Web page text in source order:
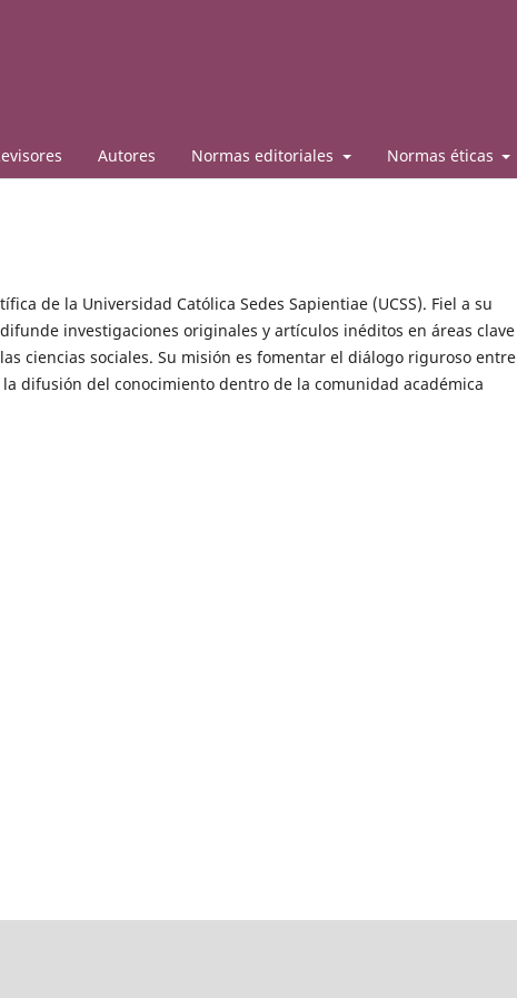
Autores Normas editoriales Normas éticas
de la Universidad Católica Sedes Sapientiae (UCSS). Fiel a su
investigaciones originales y artículos inéditos en áreas clave
ciencias sociales. Su misión es fomentar el diálogo riguroso entre
difusión del conocimiento dentro de la comunidad académica